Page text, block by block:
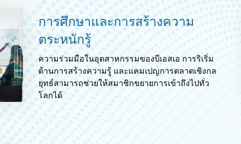
การศึกษาและการสร้างความ
ตระหนักรู้
ความร่วมมือในอุตสาหกรรมของบีเอสเอ การริเริ่ม
ด้านการสร้างความรู้ และแคมเปญการตลาดเชิงกล
ยุทธ์สามารถช่วยให้สมาชิกขยายการเข้าถึงไปทั่ว
โลกได้